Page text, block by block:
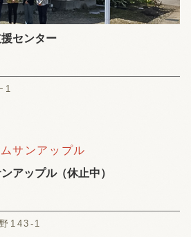
センター
アップル（休止中）
143-1